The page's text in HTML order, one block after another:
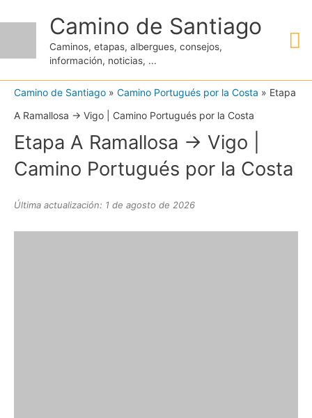
contenido
Camino de Santiago
Caminos, etapas, albergues, consejos,
información, noticias, ...
Camino de Santiago » Camino Portugués por la Costa » Etapa
A Ramallosa → Vigo | Camino Portugués por la Costa
Etapa A Ramallosa → Vigo |
Camino Portugués por la Costa
Última actualización: 1 de agosto de 2026